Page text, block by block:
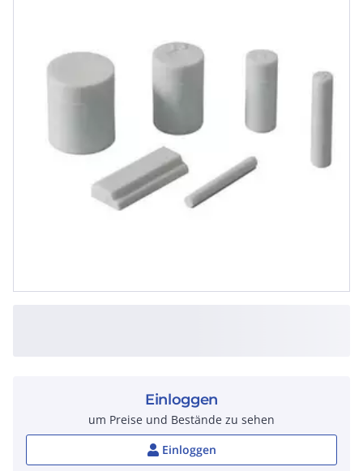
Einloggen
um Preise und Bestände zu sehen
Einloggen